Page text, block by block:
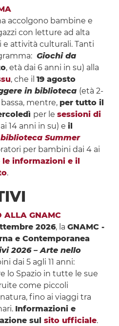
accolgono bambine e
con letture ad alta
e attività culturali. Tanti
Giochi da
, età dai 6 anni in su) alla
, che il 19 agosto
in biblioteca (età 2-
mentre, per tutto il
per le sessioni di
14 anni in su) e il
Summer
per bambini dai 4 ai
informazioni e il
.
ALLA GNAMC
2026, la GNAMC -
e Contemporanea
2026 – Arte nello
dai 5 agli 11 anni:
lo Spazio in tutte le sue
come piccoli
fino ai viaggi tra
Informazioni e
sul sito ufficiale.